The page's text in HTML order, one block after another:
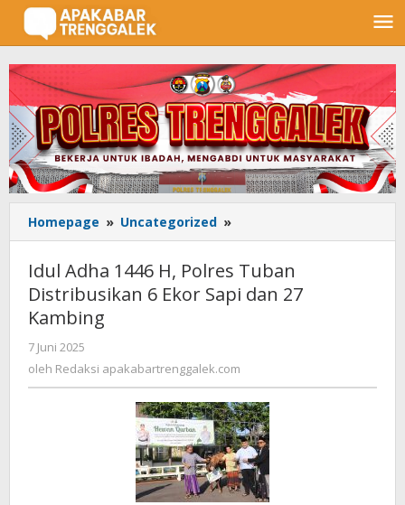
Lewati
konten
Homepage » Uncategorized »
Adha
H,
Polres
Ekor
Sapi
dan
27
Kambing
Idul Adha 1446 H, Polres Tuban
Distribusikan 6 Ekor Sapi dan 27
Kambing
7 Juni 2025
Redaksi
apakabartrenggalek.com
oleh Redaksi apakabartrenggalek.com